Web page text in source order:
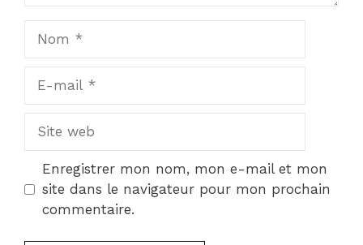
Site
Enregistrer mon nom, mon e-mail et mon
site dans le navigateur pour mon prochain
commentaire.